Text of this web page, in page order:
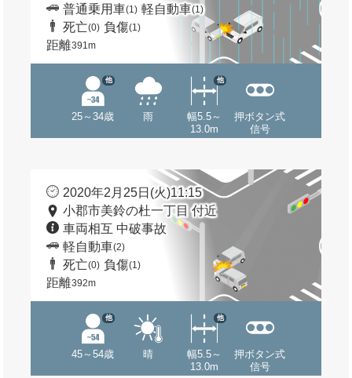
普通乗用車(1) 軽自動車(1)
死亡(0) 負傷(1)
距離391m
25～34歳
他
雨
幅5.5～
13.0m
他
押ボタン式
信号
2020年2月25日(火)11:15
小郡市美鈴の杜一丁目 付近
車両相互 中破事故
軽自動車(2)
死亡(0) 負傷(1)
距離392m
45～54歳
他
晴
幅5.5～
13.0m
他
押ボタン式
信号